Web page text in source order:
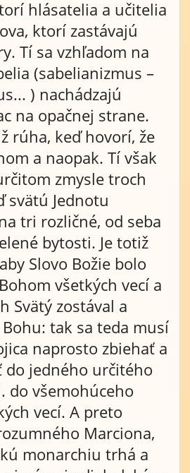
hlásatelia a učitelia
ktorí zastávajú
Tí sa vzhľadom na
(sabelianizmus –
) nachádzajú
na opačnej strane.
rúha, keď hovorí, že
a naopak. Tí však
zmysle troch
svätú Jednotu
tri rozličné, od seba
bytosti. Je totiž
Slovo Božie bolo
všetkých vecí a
Svätý zostával a
tak sa teda musí
naprosto zbiehať a
do jedného určitého
do všemohúceho
vecí. A preto
Marciona,
monarchiu trhá a